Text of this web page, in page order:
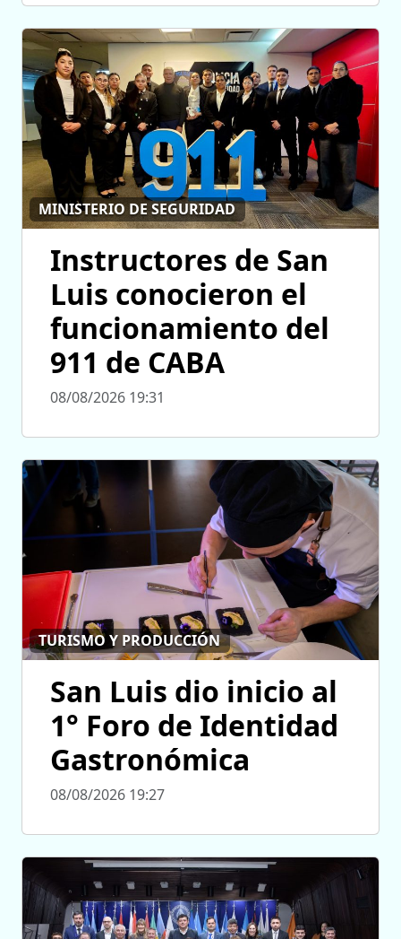
MINISTERIO DE SEGURIDAD
Instructores de San
Luis conocieron el
funcionamiento del
911 de CABA
08/08/2026 19:31
TURISMO Y PRODUCCIÓN
San Luis dio inicio al
1° Foro de Identidad
Gastronómica
08/08/2026 19:27